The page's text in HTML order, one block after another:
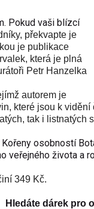
Pokud vaši blízcí
překvapte je
je publikace
která je plná
Petr Hanzelka
autorem je
které jsou k
tak i listnatých
osobností
života a
349 Kč.
Hledáte dárek pro